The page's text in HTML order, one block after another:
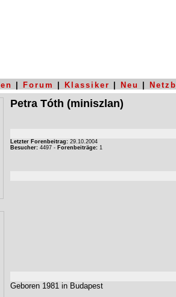
Forum Klassiker Neu
Petra Tóth (miniszlan)
Letzter Forenbeitrag: 29.10.2004
Besucher: 4497 - Forenbeiträge: 1
Geboren 1981 in Budapest